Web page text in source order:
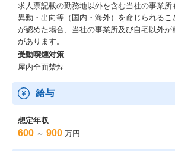
求人票記載の勤務地以外を含む当社の事業
異動・出向等（国内・海外）を命じられるこ
が認めた場合、当社の事業所及び自宅以外が
があります。
受動喫煙対策
屋内全面禁煙
給与
想定年収
600 ～ 900 万円